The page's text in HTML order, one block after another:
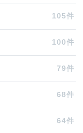
105件
100件
79件
68件
64件